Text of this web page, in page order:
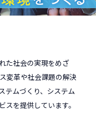
ークでシェア
た社会の実現をめざ
変革や社会課題の解決
テムづくり、システム
スを提供しています。